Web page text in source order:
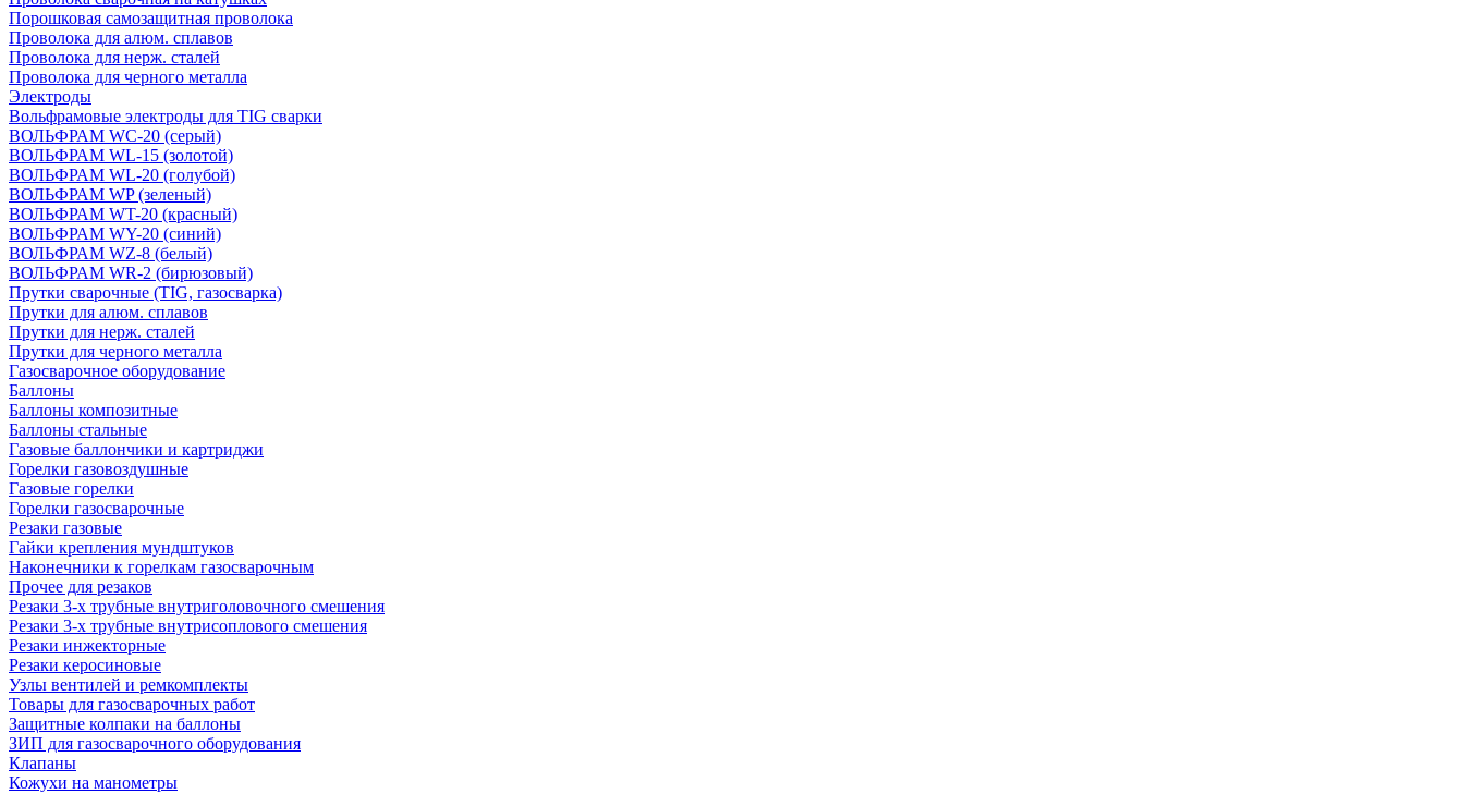
Порошковая самозащитная проволока
Проволока для алюм. сплавов
Проволока для нерж. сталей
Проволока для черного металла
Электроды
Вольфрамовые электроды для TIG сварки
ВОЛЬФРАМ WC-20 (серый)
ВОЛЬФРАМ WL-15 (золотой)
ВОЛЬФРАМ WL-20 (голубой)
ВОЛЬФРАМ WP (зеленый)
ВОЛЬФРАМ WT-20 (красный)
ВОЛЬФРАМ WY-20 (синий)
ВОЛЬФРАМ WZ-8 (белый)
ВОЛЬФРАМ WR-2 (бирюзовый)
Прутки сварочные (TIG, газосварка)
Прутки для алюм. сплавов
Прутки для нерж. сталей
Прутки для черного металла
Газосварочное оборудование
Баллоны
Баллоны композитные
Баллоны стальные
Газовые баллончики и картриджи
Горелки газовоздушные
Газовые горелки
Горелки газосварочные
Резаки газовые
Гайки крепления мундштуков
Наконечники к горелкам газосварочным
Прочее для резаков
Резаки 3-х трубные внутриголовочного смешения
Резаки 3-х трубные внутрисоплового смешения
Резаки инжекторные
Резаки керосиновые
Узлы вентилей и ремкомплекты
Товары для газосварочных работ
Защитные колпаки на баллоны
ЗИП для газосварочного оборудования
Клапаны
Кожухи на манометры